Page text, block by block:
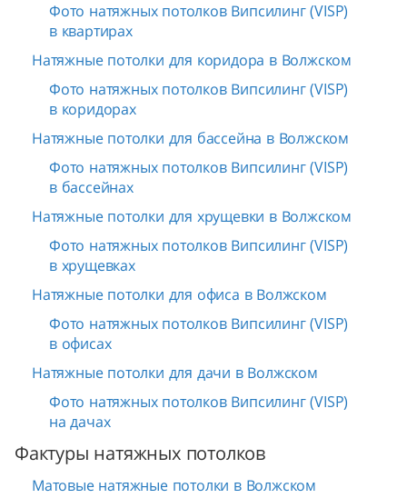
Фото натяжных потолков Випсилинг (VISP)
в квартирах
Натяжные потолки для коридора в Волжском
Фото натяжных потолков Випсилинг (VISP)
в коридорах
Натяжные потолки для бассейна в Волжском
Фото натяжных потолков Випсилинг (VISP)
в бассейнах
Натяжные потолки для хрущевки в Волжском
Фото натяжных потолков Випсилинг (VISP)
в хрущевках
Натяжные потолки для офиса в Волжском
Фото натяжных потолков Випсилинг (VISP)
в офисах
Натяжные потолки для дачи в Волжском
Фото натяжных потолков Випсилинг (VISP)
на дачах
Фактуры натяжных потолков
Матовые натяжные потолки в Волжском